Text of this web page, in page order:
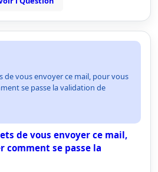
de vous envoyer ce mail, pour vous
se passe la validation de
de vous envoyer ce mail,
comment se passe la